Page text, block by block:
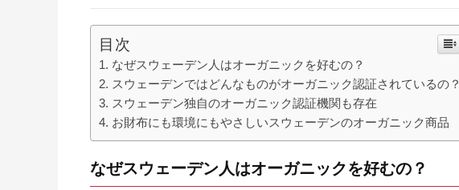
目次
なぜスウェーデン人はオーガニックを好むの？
スウェーデンではどんなものがオーガニック認証されているの？
スウェーデン独自のオーガニック認証機関も存在
お財布にも環境にもやさしいスウェーデンのオーガニック商品
なぜスウェーデン人はオーガニックを好むの？